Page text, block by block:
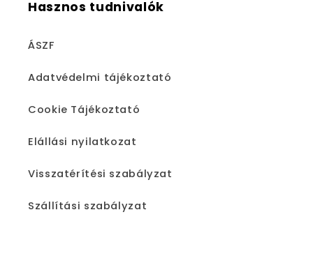
Hasznos tudnivalók
ÁSZF
Adatvédelmi tájékoztató
Cookie Tájékoztató
Elállási nyilatkozat
Visszatérítési szabályzat
Szállítási szabályzat